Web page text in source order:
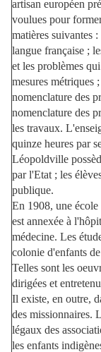
artisan européen
voulues pour
matières suivantes
langue française ;
et les problèmes
mesures métriques
nomenclature des
nomenclature des
les travaux.
quinze heures par
Léopoldville
par l'Etat ; les
publique.
En 1908, une
est annexée à
médecine. Les
colonie d'enfants
Telles sont les
dirigées et
Il existe, en outre,
des missionnaires.
légaux des
les enfants